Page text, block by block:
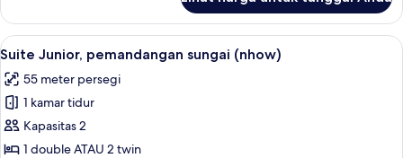
Suite
Junior
Lihat
semua
foto
untuk
Suite
Junior,
Suite Junior, pemandangan sungai
12
Suite Junior, pemandangan sungai (nhow)
55 meter persegi
1 kamar tidur
Kapasitas 2
1 double ATAU 2 twin